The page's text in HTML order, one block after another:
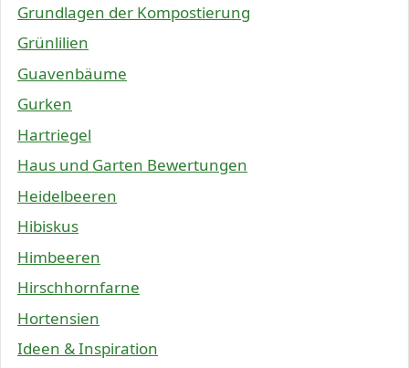
Grundlagen der Kompostierung
Grünlilien
Guavenbäume
Gurken
Hartriegel
Haus und Garten Bewertungen
Heidelbeeren
Hibiskus
Himbeeren
Hirschhornfarne
Hortensien
Ideen & Inspiration